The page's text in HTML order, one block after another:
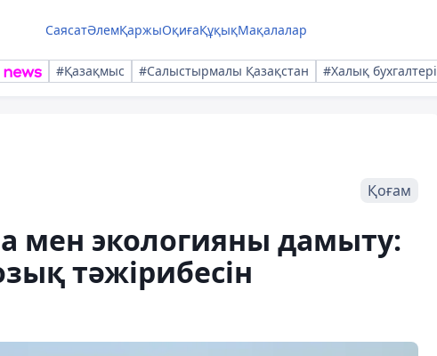
СаясатӘлемҚаржыОқиғаҚұқықМақалалар
#Қазақмыс #Салыстырмалы Қазақстан #Халық бухгалтері
Қоғам
мен экологияны дамыту:
тәжірибесін